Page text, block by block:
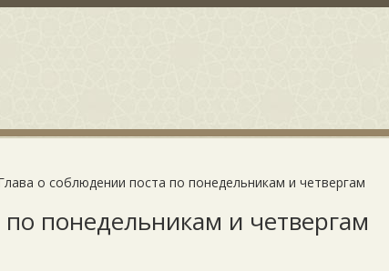
о соблюдении поста по понедельникам и четвергам
понедельникам и четвергам